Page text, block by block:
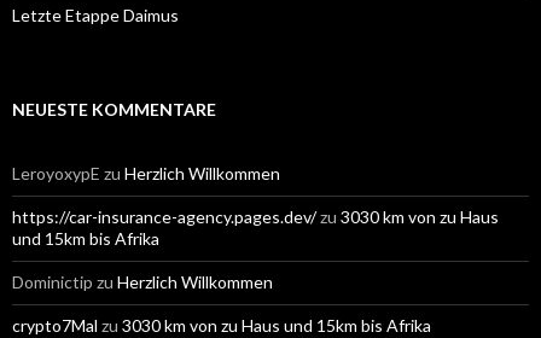
Letzte Etappe Daimus
NEUESTE KOMMENTARE
LeroyoxypE zu Herzlich Willkommen
https://car-insurance-agency.pages.dev/zu 3030 km von zu Haus
und 15km bis Afrika
Dominictip zu Herzlich Willkommen
crypto7Mal zu 3030 km von zu Haus und 15km bis Afrika